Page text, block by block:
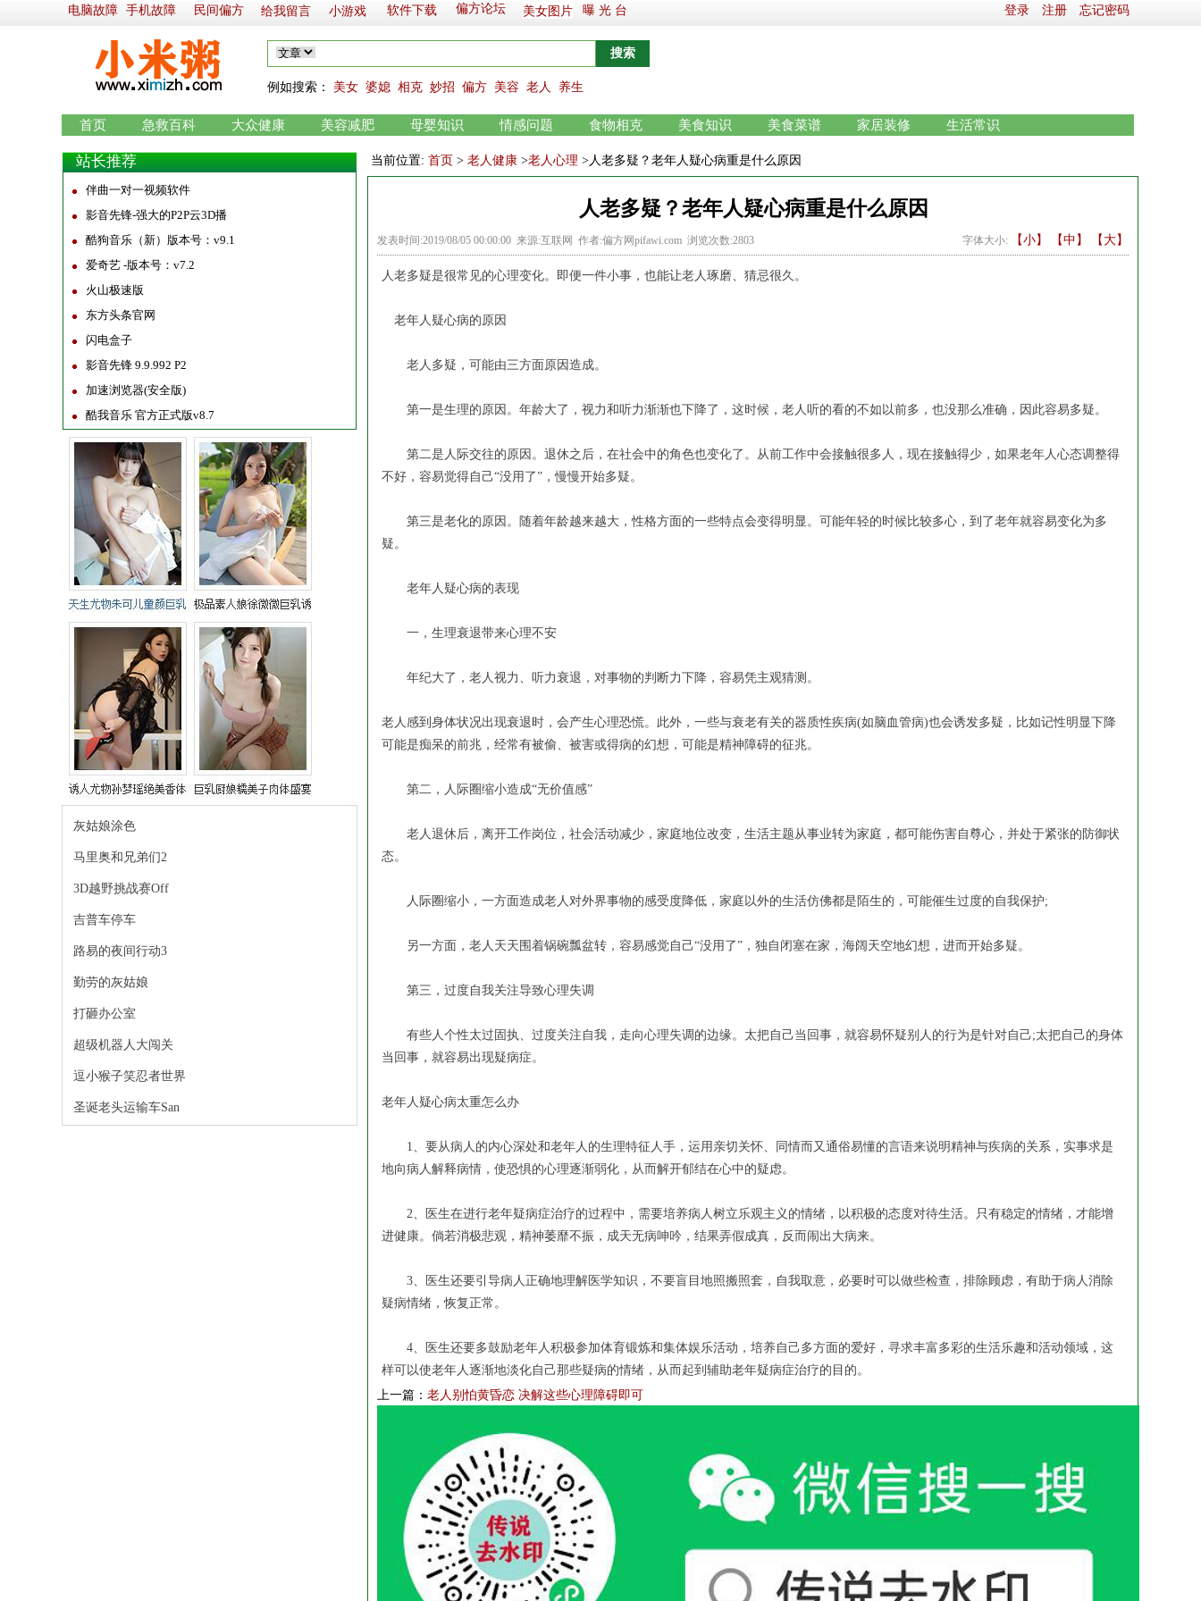
首页 急救百科 大众健康 美容减肥 母婴知识 情感问题 食物相克 美食知识 美食菜谱 家居装修 生活常识
登录 注册 忘记密码
软件下载
小游戏
手机故障 民间偏方 给我留言 偏方论坛 美女图片 曝 光 台
例如搜索： 美女 婆媳 相克 妙招 偏方 美容 老人 养生
电脑故障
站长推荐
伴曲一对一视频软件
影音先锋-强大的P2P云3D播
酷狗音乐（新）版本号：v9.1
爱奇艺 -版本号：v7.2
火山极速版
东方头条官网
闪电盒子
影音先锋 9.9.992 P2
加速浏览器(安全版)
酷我音乐 官方正式版v8.7
灰姑娘涂色
马里奥和兄弟们2
3D越野挑战赛Off
吉普车停车
路易的夜间行动3
勤劳的灰姑娘
打砸办公室
超级机器人大闯关
逗小猴子笑忍者世界
圣诞老头运输车San
当前位置: 首页 > 老人健康 >老人心理 >人老多疑？老年人疑心病重是什么原因
人老多疑？老年人疑心病重是什么原因
发表时间:2019/08/05 00:00:00 来源:互联网 作者:偏方网pifawi.com 浏览次数:2803 字体大小: 【小】 【中】 【大】
人老多疑是很常见的心理变化。即便一件小事，也能让老人琢磨、猜忌很久。
老年人疑心病的原因
老人多疑，可能由三方面原因造成。
第一是生理的原因。年龄大了，视力和听力渐渐也下降了，这时候，老人听的看的不如以前多，也没那么准确，因此容易多疑。
第二是人际交往的原因。退休之后，在社会中的角色也变化了。从前工作中会接触很多人，现在接触得少，如果老年人心态调整得
不好，容易觉得自己“没用了”，慢慢开始多疑。
第三是老化的原因。随着年龄越来越大，性格方面的一些特点会变得明显。可能年轻的时候比较多心，到了老年就容易变化为多
疑。
老年人疑心病的表现
一，生理衰退带来心理不安
年纪大了，老人视力、听力衰退，对事物的判断力下降，容易凭主观猜测。
老人感到身体状况出现衰退时，会产生心理恐慌。此外，一些与衰老有关的器质性疾病(如脑血管病)也会诱发多疑，比如记性明显下降
可能是痴呆的前兆，经常有被偷、被害或得病的幻想，可能是精神障碍的征兆。
第二，人际圈缩小造成“无价值感”
老人退休后，离开工作岗位，社会活动减少，家庭地位改变，生活主题从事业转为家庭，都可能伤害自尊心，并处于紧张的防御状
态。
人际圈缩小，一方面造成老人对外界事物的感受度降低，家庭以外的生活仿佛都是陌生的，可能催生过度的自我保护;
另一方面，老人天天围着锅碗瓢盆转，容易感觉自己“没用了”，独自闭塞在家，海阔天空地幻想，进而开始多疑。
第三，过度自我关注导致心理失调
有些人个性太过固执、过度关注自我，走向心理失调的边缘。太把自己当回事，就容易怀疑别人的行为是针对自己;太把自己的身体
当回事，就容易出现疑病症。
老年人疑心病太重怎么办
1、要从病人的内心深处和老年人的生理特征人手，运用亲切关怀、同情而又通俗易懂的言语来说明精神与疾病的关系，实事求是
地向病人解释病情，使恐惧的心理逐渐弱化，从而解开郁结在心中的疑虑。
2、医生在进行老年疑病症治疗的过程中，需要培养病人树立乐观主义的情绪，以积极的态度对待生活。只有稳定的情绪，才能增
进健康。倘若消极悲观，精神萎靡不振，成天无病呻吟，结果弄假成真，反而闹出大病来。
3、医生还要引导病人正确地理解医学知识，不要盲目地照搬照套，自我取意，必要时可以做些检查，排除顾虑，有助于病人消除
疑病情绪，恢复正常。
4、医生还要多鼓励老年人积极参加体育锻炼和集体娱乐活动，培养自己多方面的爱好，寻求丰富多彩的生活乐趣和活动领域，这
样可以使老年人逐渐地淡化自己那些疑病的情绪，从而起到辅助老年疑病症治疗的目的。
上一篇： 老人别怕黄昏恋 决解这些心理障碍即可